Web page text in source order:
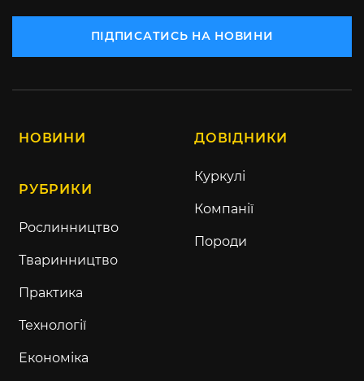
ПІДПИСАТИСЬ НА НОВИНИ
НОВИНИ
РУБРИКИ
Рослинництво
Тваринництво
Практика
Технології
Економіка
ДОВІДНИКИ
Куркулі
Компанії
Породи